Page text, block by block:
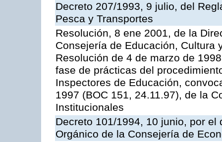
Decreto 207/1993, 9 julio, del
Pesca y Transportes
Resolución, 8 ene 2001, de la
Consejería de Educación, Cultura
Resolución de 4 de marzo de
fase de prácticas del
Inspectores de Educación,
1997 (BOC 151, 24.11.97), de la
Institucionales
Decreto 101/1994, 10 junio, por
Orgánico de la Consejería de